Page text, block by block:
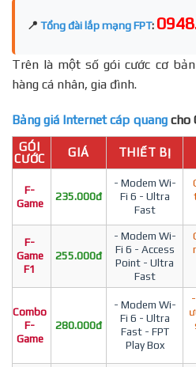
📍 Tổng đài lắp mạng FPT:
Trên là một số gói cước cơ
hàng cá nhân, gia đình.
Bảng giá Internet cáp quang cho
GÓI
CƯỚC
GIÁ THIẾT BỊ
F-
Game
235.000đ
- Modem Wi-
Fi 6 - Ultra
Fast
F-
Game
F1
255.000đ
- Modem Wi-
Fi 6 - Access
Point - Ultra
Fast
Combo
F-
Game
280.000đ
- Modem Wi-
Fi 6 - Ultra
Fast - FPT
Play Box